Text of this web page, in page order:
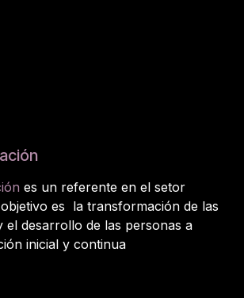
es un referente en el setor
es la transformación de las
el desarrollo de las personas a
inicial y continua